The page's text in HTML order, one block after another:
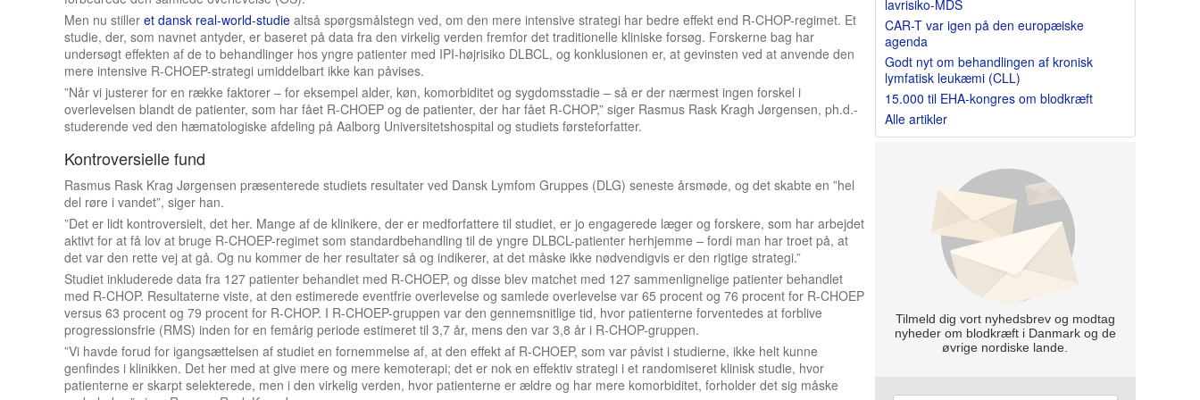
Men nu stiller et dansk real-world-studie altså spørgsmålstegn ved, om den mere intensive strategi har bedre effekt end R-CHOP-regimet. Et
studie, der, som navnet antyder, er baseret på data fra den virkelig verden fremfor det traditionelle kliniske forsøg. Forskerne bag har
undersøgt effekten af de to behandlinger hos yngre patienter med IPI-højrisiko DLBCL, og konklusionen er, at gevinsten ved at anvende den
mere intensive R-CHOEP-strategi umiddelbart ikke kan påvises.
”Når vi justerer for en række faktorer – for eksempel alder, køn, komorbiditet og sygdomsstadie – så er der nærmest ingen forskel i
overlevelsen blandt de patienter, som har fået R-CHOEP og de patienter, der har fået R-CHOP,” siger Rasmus Rask Kragh Jørgensen, ph.d.-
studerende ved den hæmatologiske afdeling på Aalborg Universitetshospital og studiets førsteforfatter.
Kontroversielle fund
Rasmus Rask Krag Jørgensen præsenterede studiets resultater ved Dansk Lymfom Gruppes (DLG) seneste årsmøde, og det skabte en ”hel
del røre i vandet”, siger han.
”Det er lidt kontroversielt, det her. Mange af de klinikere, der er medforfattere til studiet, er jo engagerede læger og forskere, som har arbejdet
aktivt for at få lov at bruge R-CHOEP-regimet som standardbehandling til de yngre DLBCL-patienter herhjemme – fordi man har troet på, at
det var den rette vej at gå. Og nu kommer de her resultater så og indikerer, at det måske ikke nødvendigvis er den rigtige strategi.”
Studiet inkluderede data fra 127 patienter behandlet med R-CHOEP, og disse blev matchet med 127 sammenlignelige patienter behandlet
med R-CHOP. Resultaterne viste, at den estimerede eventfrie overlevelse og samlede overlevelse var 65 procent og 76 procent for R-CHOEP
versus 63 procent og 79 procent for R-CHOP. I R-CHOEP-gruppen var den gennemsnitlige tid, hvor patienterne forventedes at forblive
progressionsfrie (RMS) inden for en femårig periode estimeret til 3,7 år, mens den var 3,8 år i R-CHOP-gruppen.
”Vi havde forud for igangsættelsen af studiet en fornemmelse af, at den effekt af R-CHOEP, som var påvist i studierne, ikke helt kunne
genfindes i klinikken. Det her med at give mere og mere kemoterapi; det er nok en effektiv strategi i et randomiseret klinisk studie, hvor
patienterne er skarpt selekterede, men i den virkelig verden, hvor patienterne er ældre og har mere komorbiditet, forholder det sig måske
lavrisiko-MDS
CAR-T var igen på den europæiske
agenda
Godt nyt om behandlingen af kronisk
lymfatisk leukæmi (CLL)
15.000 til EHA-kongres om blodkræft
Alle artikler
Tilmeld dig vort nyhedsbrev og modtag
nyheder om blodkræft i Danmark og de
øvrige nordiske lande.